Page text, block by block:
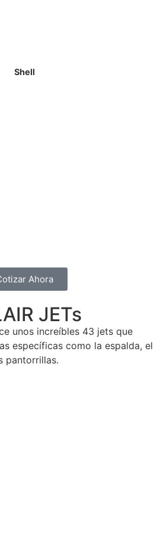
Shell
Ahora
JETs
unos increíbles 43 jets que
específicas como la espalda, el
pantorrillas.